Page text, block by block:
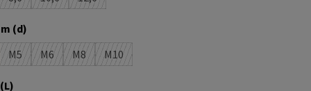
Option ist zurzeit nicht verfügbar.)
(Diese Option ist zurzeit nicht verfügbar.)
(Diese Option ist zurzeit nicht verfügbar.)
(Diese Option ist zurzeit nicht verfügbar.)
(d)auswählen
ist zurzeit nicht verfügbar.)
M5
(Diese Option ist zurzeit nicht verfügbar.)
M6
(Diese Option ist zurzeit nicht verfügbar.)
M8
(Diese Option ist zurzeit nicht verfügbar.)
M10
(Diese Option ist zurzeit nicht verfügbar.)
auswählen